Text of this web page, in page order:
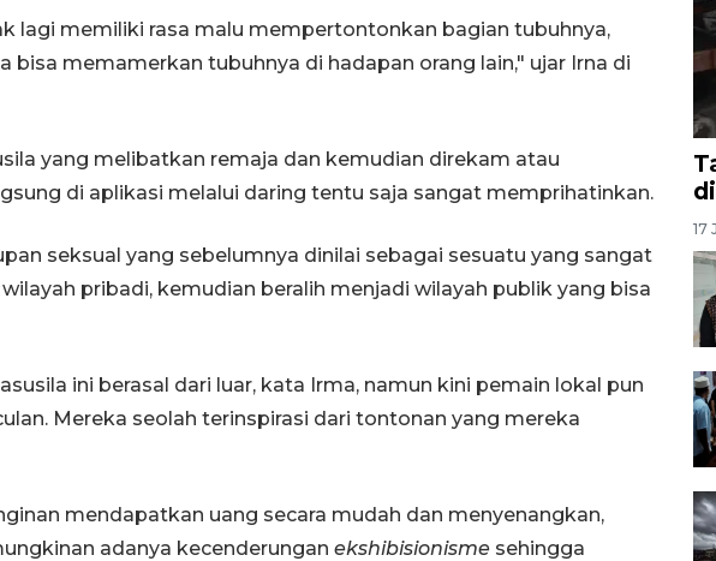
lagi memiliki rasa malu mempertontonkan bagian tubuhnya,
bisa memamerkan tubuhnya di hadapan orang lain," ujar Irna di
yang melibatkan remaja dan kemudian direkam atau
di aplikasi melalui daring tentu saja sangat memprihatinkan.
seksual yang sebelumnya dinilai sebagai sesuatu yang sangat
pribadi, kemudian beralih menjadi wilayah publik yang bisa
ini berasal dari luar, kata Irma, namun kini pemain lokal pun
Mereka seolah terinspirasi dari tontonan yang mereka
mendapatkan uang secara mudah dan menyenangkan,
adanya kecenderungan ekshibisionisme sehingga
17